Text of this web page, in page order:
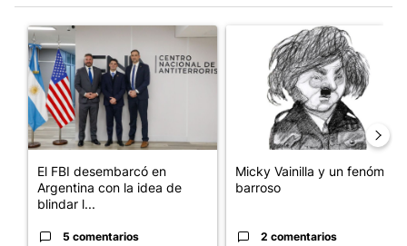
Un artículo de tendencia con el título "El FBI desembarcó en
El FBI desembarcó en
Argentina con la idea de
blindar l...
5 comentarios
Un artículo de tendencia
Micky Vainilla y un fenómeno
barroso
2 comentarios